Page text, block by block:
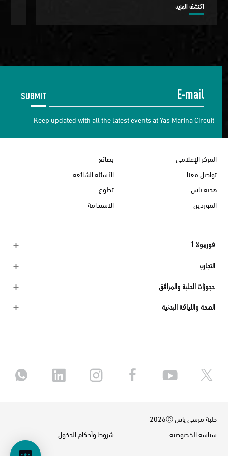
اكتشف المزيد
SUBMIT
Keep updated with all the latest events at Yas Marina Circuit
بضائع
المركز الإعلامي
الأسئلة الشائعة
تواصل معنا
تطوع
هدية ياس
الاستدامة
الموردين
فورمولا 1
التجارب
حجوزات الحلبة والمرافق
الصحة واللياقة البدنية
حلبة مرسى ياس 2026Ⓒ
شروط وأحكام الدخول
سياسة الخصوصية